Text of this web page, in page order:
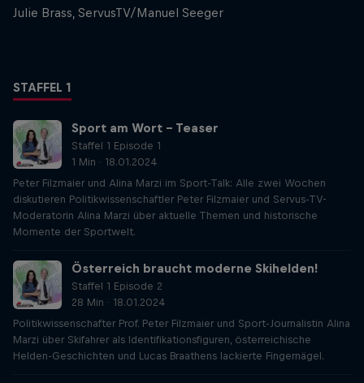
Julie Brass, ServusTV/Manuel Seeger
STAFFEL 1
Sport am Wort - Teaser
Staffel 1 Episode 1
1 Min · 18.01.2024
Peter Filzmaier und Alina Marzi im Sport-Talk: Alle zwei Wochen
diskutieren Politikwissenschaftler Peter Filzmaier und Servus-TV-
Moderatorin Alina Marzi über aktuelle Themen und historische
Momente der Sportwelt.
Österreich braucht moderne Skihelden!
Staffel 1 Episode 2
28 Min · 18.01.2024
Politikwissenschafter Prof. Peter Filzmaier und Sport-Journalistin Alina
Marzi über Skifahrer als Identifikationsfiguren, österreichische
Helden-Geschichten und Lucas Braathens lackierte Fingernägel.